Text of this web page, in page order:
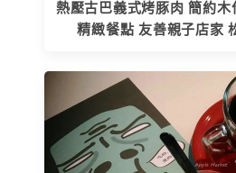
熱壓古巴義式烤豚肉 簡約木
精緻餐點 友善親子店家